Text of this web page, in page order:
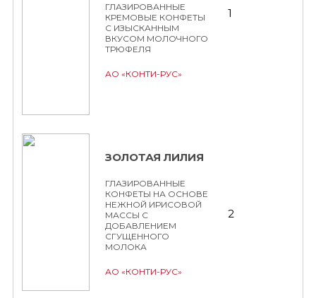
ГЛАЗИРОВАННЫЕ
КРЕМОВЫЕ КОНФЕТЫ
С ИЗЫСКАННЫМ
ВКУСОМ МОЛОЧНОГО
ТРЮФЕЛЯ
АО «КОНТИ-РУС»
1
ЗОЛОТАЯ ЛИЛИЯ
ГЛАЗИРОВАННЫЕ
КОНФЕТЫ НА ОСНОВЕ
НЕЖНОЙ ИРИСОВОЙ
МАССЫ С
ДОБАВЛЕНИЕМ
СГУЩЕННОГО
МОЛОКА
АО «КОНТИ-РУС»
2